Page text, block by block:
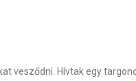
vesződni. Hívtak egy